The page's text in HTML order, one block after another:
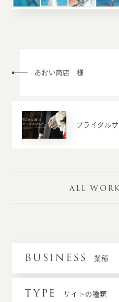
あおい商店 様
ブライダル
ALL
BUSINESS 業種
TYPE サイトの種類